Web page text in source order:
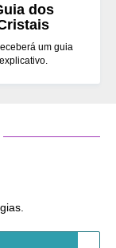
dos
um guia
explicativo.